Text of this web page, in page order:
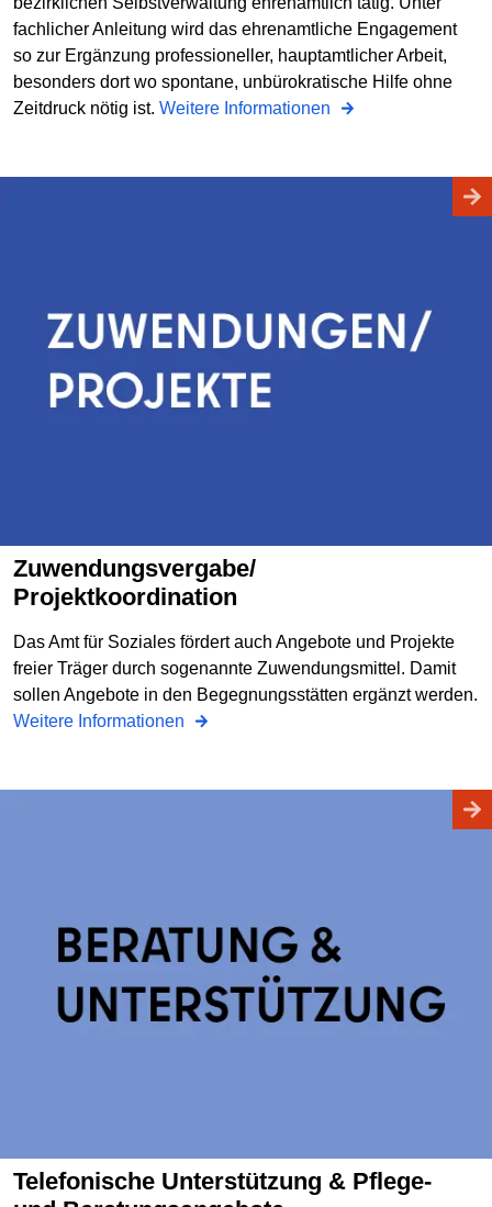
fachlicher Anleitung wird das ehrenamtliche Engagement
so zur Ergänzung professioneller, hauptamtlicher Arbeit,
besonders dort wo spontane, unbürokratische Hilfe ohne
Zeitdruck nötig ist. Weitere Informationen
Zuwendungsvergabe/
Projektkoordination
Das Amt für Soziales fördert auch Angebote und Projekte
freier Träger durch sogenannte Zuwendungsmittel. Damit
sollen Angebote in den Begegnungsstätten ergänzt werden.
Weitere Informationen
Telefonische Unterstützung & Pflege-